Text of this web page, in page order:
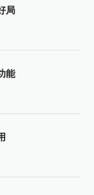
局
能